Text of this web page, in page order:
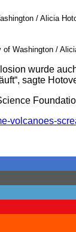
/ Alicia
Washington /
wurde
sagte
volcanoes-